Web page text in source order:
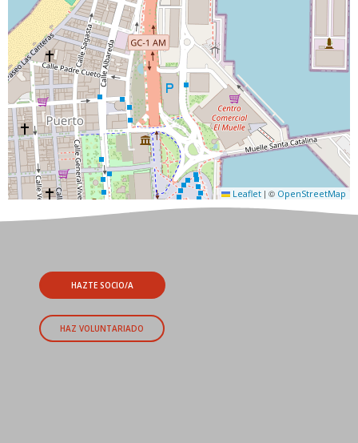
Leaflet | © OpenStreetMap
HAZTE SOCIO/A
HAZ VOLUNTARIADO